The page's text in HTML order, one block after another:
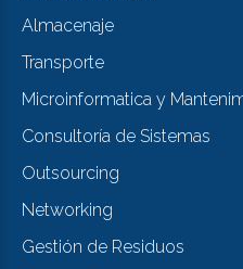
Almacenaje
Transporte
Microinformatica y
Consultoría de Sistemas
Outsourcing
Networking
Gestión de Residuos